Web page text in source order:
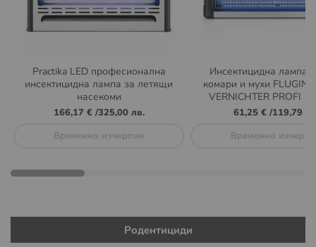
Practika LED професионална
инсектицидна лампа за летящи
насекоми
166,17 €/325,00 лв.
Временно изчерпан
Инсектицидна лампа
комари и мухи
VERNICHTER PROFI
61,25 €/119,79
Временно
Родентициди